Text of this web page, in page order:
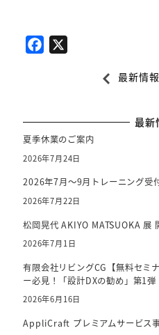
o
o
最新情
最新
夏季休業のご案内
2026年7月24日
2026年7月～9月トレーニング受
2026年7月22日
松岡晃代 AKIYO MATSUOKA 展
2026年7月1日
有限会社リビングCG【無料セ
ー必見！「設計DXの勧め」第1弾
2026年6月16日
AppliCraft プレミアムサービス